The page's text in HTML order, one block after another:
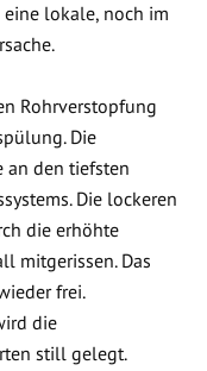
lokale, noch im
Rohrverstopfung
Die
an den tiefsten
Die lockeren
die erhöhte
mitgerissen. Das
frei.
die
still gelegt.